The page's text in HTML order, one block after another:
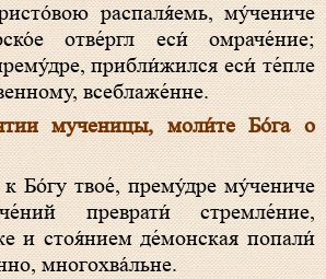
отве́ргл еси́ омраче́ние;
прибли́жился еси́ те́пле
всеблаже́нне.
мученицы, моли́те Бо́га о
преврати́ стремле́ние,
и стоя́нием де́монская попали́
многохва́льне.